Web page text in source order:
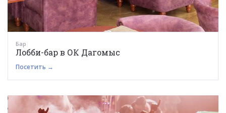
Бар
Лобби-бар в ОК Дагомыс
Посетить →